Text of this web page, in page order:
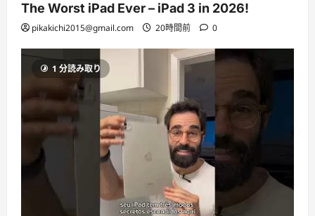
The Worst iPad Ever – iPad 3 in 2026!
pikakichi2015@gmail.com 20時間前 0
1 分読み取り